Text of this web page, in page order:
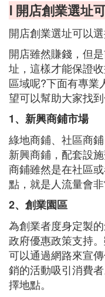
Ⅰ 開店創業選址
開店創業選址可以
開店雖然賺錢，但
址，這樣才能保證
區域呢?下面有專業
望可以幫助大家找
1、新興商鋪市場
綠地商鋪、社區商
新興商鋪，配套設
商鋪雖然是在社區
點，就是人流量會
2、創業園區
為創業者度身定製
政府優惠政策支持
可以通過網路來宣
銷的活動吸引消費
擇地點。